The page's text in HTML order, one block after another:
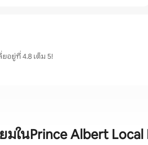
อยู่ที่ 4.8 เต็ม 5!
นPrince Albert Local